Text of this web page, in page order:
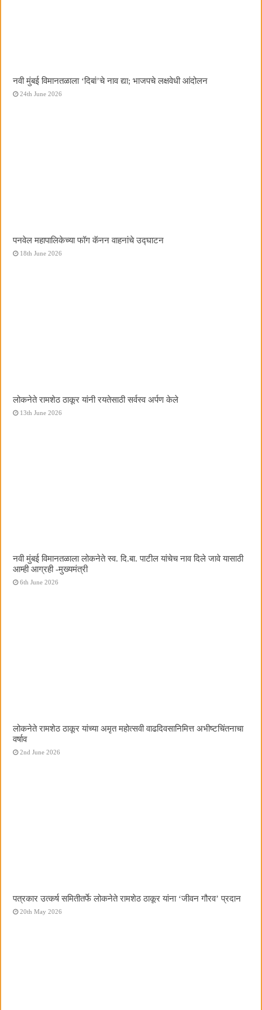
नवी मुंबई विमानतळाला ‌‘दिबां‌’चे नाव द्या; भाजपचे लक्षवेधी आंदोलन
24th June 2026
पनवेल महापालिकेच्या फॉग कॅनन वाहनांचे उद्घाटन
18th June 2026
लोकनेते रामशेठ ठाकूर यांनी रयतेसाठी सर्वस्व अर्पण केले
13th June 2026
नवी मुंबई विमानतळाला लोकनेते स्व. दि.बा. पाटील यांचेच नाव दिले जावे यासाठी
आम्ही आग्रही -मुख्यमंत्री
6th June 2026
लोकनेते रामशेठ ठाकूर यांच्या अमृत महोत्सवी वाढदिवसानिमित्त अभीष्टचिंतनाचा
वर्षाव
2nd June 2026
पत्रकार उत्कर्ष समितीतर्फे लोकनेते रामशेठ ठाकूर यांना ‌‘जीवन गौरव‌’ प्रदान
20th May 2026